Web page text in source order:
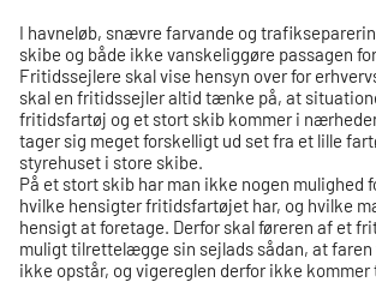
I havneløb, snævre farvande og
skibe og både ikke vanskeliggøre passagen
Fritidssejlere skal vise hensyn over for
skal en fritidssejler altid tænke på, at
fritidsfartøj og et stort skib kommer i
tager sig meget forskelligt ud set fra et lille
styrehuset i store skibe.
På et stort skib har man ikke nogen mulighed
hvilke hensigter fritidsfartøjet har, og hvilke
hensigt at foretage. Derfor skal føreren af et
muligt tilrettelægge sin sejlads sådan, at faren
ikke opstår, og vigereglen derfor ikke kommer